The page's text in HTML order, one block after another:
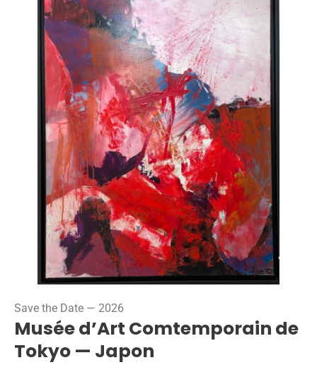
Save the Date — 2026
Musée d’Art Comtemporain de
Tokyo — Japon